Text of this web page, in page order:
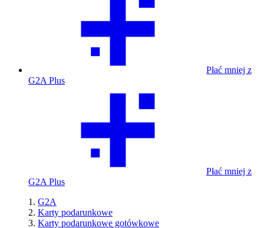
Płać mniej z
G2A Plus
Płać mniej z
G2A Plus
G2A
Karty podarunkowe
Karty podarunkowe gotówkowe